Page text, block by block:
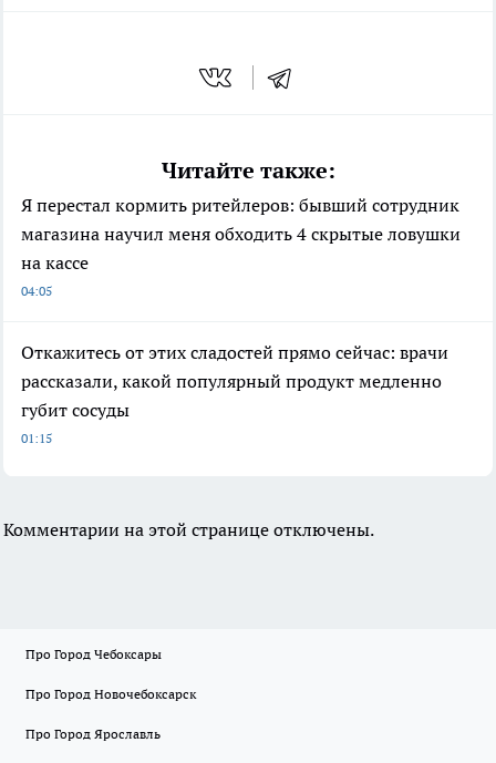
Читайте также:
Я перестал кормить ритейлеров: бывший сотрудник
магазина научил меня обходить 4 скрытые ловушки
на кассе
04:05
Откажитесь от этих сладостей прямо сейчас: врачи
рассказали, какой популярный продукт медленно
губит сосуды
01:15
Комментарии на этой странице отключены.
Про Город Чебоксары
Про Город Новочебоксарск
Про Город Ярославль